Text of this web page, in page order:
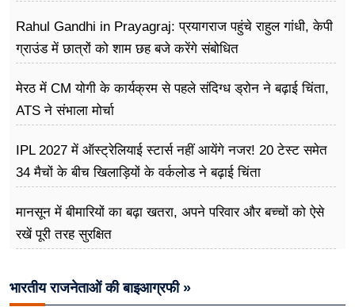
Rahul Gandhi in Prayagraj: प्रयागराज पहुंचे राहुल गांधी, केपी
ग्राउंड में छात्रों को शाम छह बजे करेंगे संबोधित
मेरठ में CM योगी के कार्यक्रम से पहले संदिग्ध ड्रोन ने बढ़ाई चिंता,
ATS ने संभाला मोर्चा
IPL 2027 में ऑस्ट्रेलियाई स्टार्स नहीं आयेंगे नजर! 20 टेस्ट समेत
34 मैचों के बीच खिलाड़ियों के वर्कलोड ने बढ़ाई चिंता
मानसून में बीमारियों का बढ़ा खतरा, अपने परिवार और बच्चों को ऐसे
रखें पूरी तरह सुरक्षित
भारतीय राजनेताओं की बाइआग्रफी »